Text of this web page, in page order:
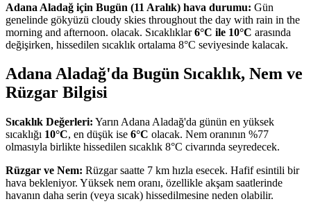
Adana Aladağ için Bugün (11 Aralık) hava durumu: Gün
genelinde gökyüzü cloudy skies throughout the day with rain in the
morning and afternoon. olacak. Sıcaklıklar6°C ile 10°C arasında
değişirken, hissedilen sıcaklık ortalama 8°C seviyesinde kalacak.
Adana Aladağ'da Bugün Sıcaklık, Nem ve
Rüzgar Bilgisi
Sıcaklık Değerleri: Yarın Adana Aladağ'da günün en yüksek
sıcaklığı 10°C, en düşük ise 6°C olacak. Nem oranının %77
olmasıyla birlikte hissedilen sıcaklık 8°C civarında seyredecek.
Rüzgar ve Nem: Rüzgar saatte 7 km hızla esecek. Hafif esintili bir
hava bekleniyor. Yüksek nem oranı, özellikle akşam saatlerinde
havanın daha serin (veya sıcak) hissedilmesine neden olabilir.